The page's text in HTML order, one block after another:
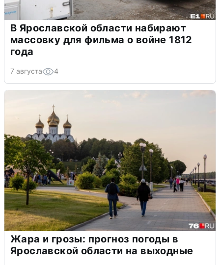
В Ярославской области набирают
массовку для фильма о войне 1812
года
7 августа 4
Жара и грозы: прогноз погоды в
Ярославской области на выходные